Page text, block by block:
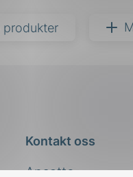
produkter
Kontakt oss
Ansatte